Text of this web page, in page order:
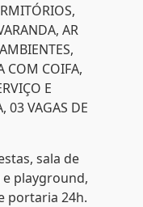
AR
COM COIFA,
E
03 VAGAS DE
sala de
playground,
portaria 24h.